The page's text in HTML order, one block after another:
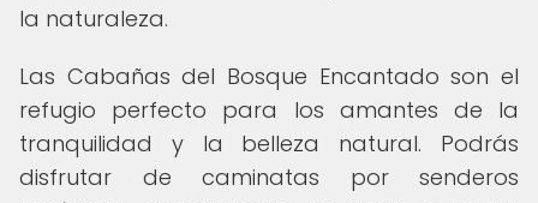
la naturaleza.
Las Cabañas del Bosque Encantado son el
refugio perfecto para los amantes de la
tranquilidad y la belleza natural. Podrás
disfrutar de caminatas por senderos